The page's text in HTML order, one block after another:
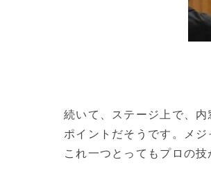
続いて、ステージ上で、
ポイントだそうです。メ
これ一つとってもプロの技